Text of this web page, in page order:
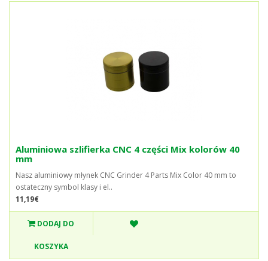
Aluminiowa szlifierka CNC 4 części Mix kolorów 40
mm
Nasz aluminiowy młynek CNC Grinder 4 Parts Mix Color 40 mm to
ostateczny symbol klasy i el..
11,19€
DODAJ DO
KOSZYKA